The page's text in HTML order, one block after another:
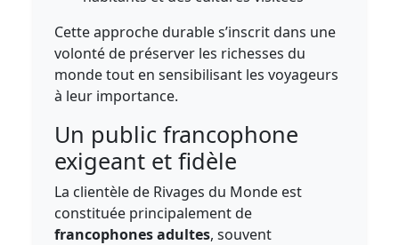
Cette approche durable s’inscrit dans une
volonté de préserver les richesses du
monde tout en sensibilisant les voyageurs
à leur importance.
Un public francophone
exigeant et fidèle
La clientèle de Rivages du Monde est
constituée principalement de
francophones adultes, souvent